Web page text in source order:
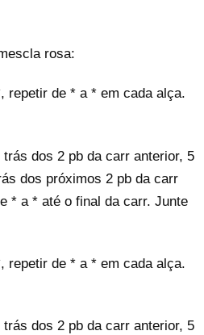
rosa:
repetir de * a * em cada alça.
trás dos 2 pb da carr anterior, 5
dos próximos 2 pb da carr
* a * até o final da carr. Junte
repetir de * a * em cada alça.
trás dos 2 pb da carr anterior, 5